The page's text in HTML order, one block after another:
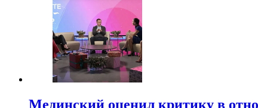
Мединский оценил критику в